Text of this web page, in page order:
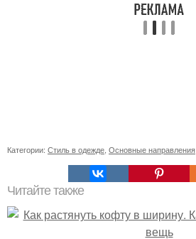
Категории: Стиль в одежде Основные направления
Читайте также